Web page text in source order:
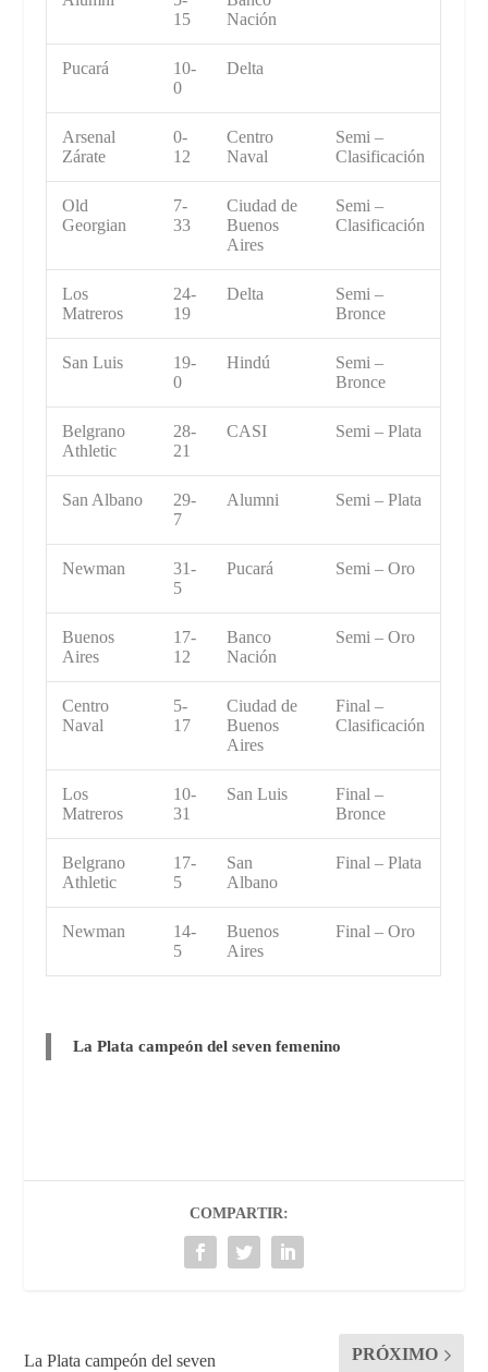
15
Nación
Pucará
10-
0
Delta
Arsenal
Zárate
0-
12
Centro
Naval
Semi –
Clasificación
Old
Georgian
7-
33
Ciudad de
Buenos
Aires
Semi –
Clasificación
Los
Matreros
24-
19
Delta
Semi –
Bronce
San Luis
19-
0
Hindú
Semi –
Bronce
Belgrano
Athletic
28-
21
CASI Semi – Plata
San Albano
29-
7
Alumni Semi – Plata
Newman
31-
5
Pucará Semi – Oro
Buenos
Aires
17-
12
Banco
Nación
Semi – Oro
Centro
Naval
5-
17
Ciudad de
Buenos
Aires
Final –
Clasificación
Los
Matreros
10-
31
San Luis
Final –
Bronce
Belgrano
Athletic
17-
5
San
Albano
Final – Plata
Newman
14-
5
Buenos
Aires
Final – Oro
La Plata campeón del seven femenino
COMPARTIR:
La Plata campeón del seven
PRÓXIMO